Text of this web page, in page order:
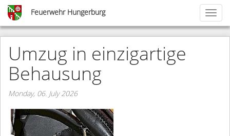
Skip
main
content
Feuerwehr Hungerburg
Umzug in einzigartige
Behausung
Monday, 06. July 2026